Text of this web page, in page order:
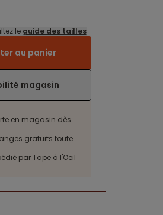
le guide des tailles
au panier
magasin
en magasin dès
gratuits toute
par Tape à l'Oeil